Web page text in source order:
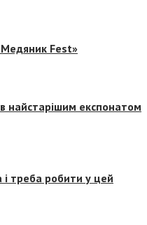
Fest»
найстарішим експонатом
треба робити у цей